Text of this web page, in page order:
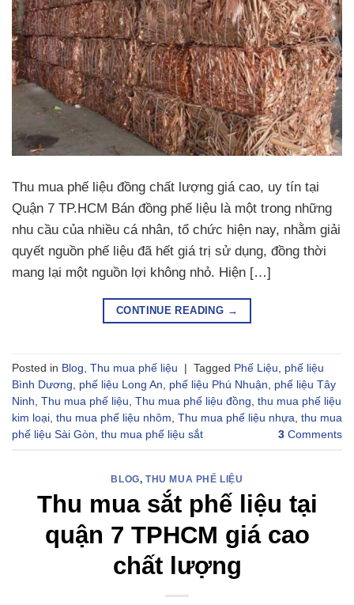
Thu mua phế liệu đồng chất lượng giá cao, uy tín tại
Quận 7 TP.HCM Bán đồng phế liệu là một trong những
nhu cầu của nhiều cá nhân, tổ chức hiện nay, nhằm giải
quyết nguồn phế liệu đã hết giá trị sử dụng, đồng thời
mang lại một nguồn lợi không nhỏ. Hiện […]
CONTINUE READING →
Posted in Blog Thu mua phế liệu | Tagged Phế Liệu
phế liệu
Bình Dương
phế liệu Long An phế liệu Phú Nhuận
phế liệu Tây
Ninh Thu mua phế liệu Thu mua phế liệu đồng thu mua phế liệu
kim loại thu mua phế liệu nhôm Thu mua phế liệu nhựa thu mua
phế liệu Sài Gòn thu mua phế liệu sắt 3 Comments
BLOG,THU MUA PHẾ LIỆU
Thu mua sắt phế liệu tại
quận 7 TPHCM giá cao
chất lượng